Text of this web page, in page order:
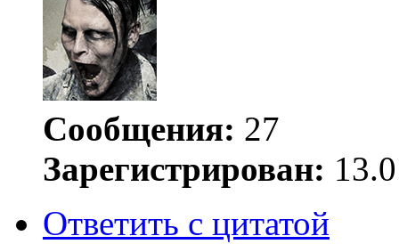
Сообщения: 27
Зарегистрирован:
Ответить с цитатой